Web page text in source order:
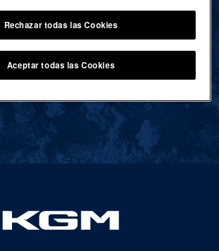
VOLVER AL INICIO
Rechazar todas las Cookies
Aceptar todas las Cookies